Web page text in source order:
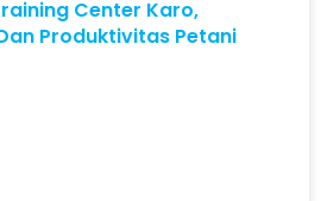
Center Karo,
Produktivitas Petani